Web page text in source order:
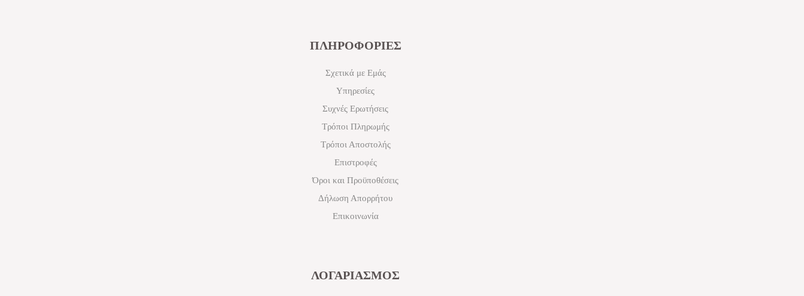
ΠΛΗΡΟΦΟΡΙΕΣ
Σχετικά με Εμάς
Υπηρεσίες
Συχνές Ερωτήσεις
Τρόποι Πληρωμής
Τρόποι Αποστολής
Επιστροφές
Όροι και Προϋποθέσεις
Δήλωση Απορρήτου
Επικοινωνία
ΛΟΓΑΡΙΑΣΜΟΣ